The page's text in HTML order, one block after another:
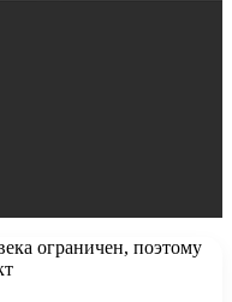
ограничен, поэтому